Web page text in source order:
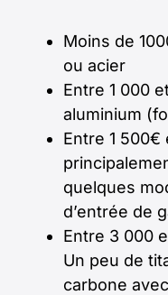
Moins de
ou acier
Entre 1 000
aluminium
Entre 1
quelques
d’entrée de
Entre 3 000
Un peu de
carbone